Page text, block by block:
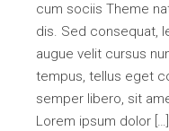
cum sociis Theme
dis. Sed consequat,
augue velit cursus
tempus, tellus eget
semper libero, sit
Lorem ipsum dolor […]